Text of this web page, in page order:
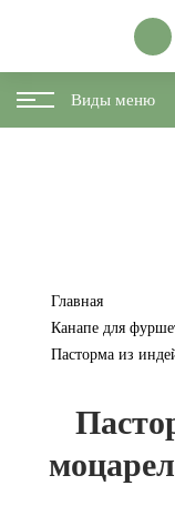
Виды меню
Главная
Канапе для
Пасторма из